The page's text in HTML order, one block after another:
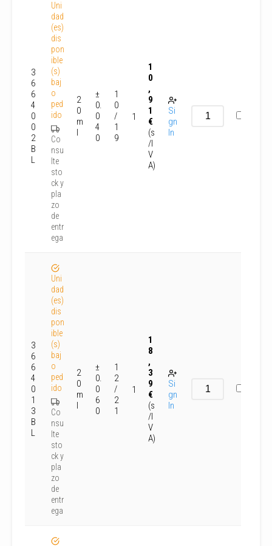
3
6
6
4
0
0
2
B
L
Uni
dad
(es)
dis
pon
ible
(s)
baj
o
ped
ido
Co
nsu
lte
sto
ck y
pla
zo
de
entr
ega
2
0
m
l
±
0.
0
4
0
1
0
/
1
9
1
1
0
,
9
1
€
(s
/I
V
A)
Si
gn
In
3
6
6
4
0
1
3
B
L
Uni
dad
(es)
dis
pon
ible
(s)
baj
o
ped
ido
Co
nsu
lte
sto
ck y
pla
zo
de
entr
ega
2
0
m
l
±
0.
0
6
0
1
2
/
2
1
1
1
8
,
3
9
€
(s
/I
V
A)
Si
gn
In